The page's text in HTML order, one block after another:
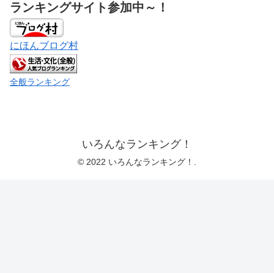
ランキングサイト参加中～！
にほんブログ村
全般ランキング
いろんなランキング！
© 2022 いろんなランキング！.